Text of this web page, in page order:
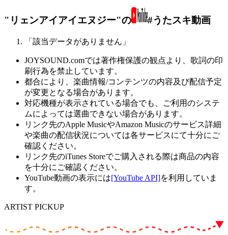
"リェンアイアイエヌジー"の #うたスキ動画
「該当データがありません」
JOYSOUND.comでは著作権保護の観点より、歌詞の印
刷行為を禁止しています。
都合により、楽曲情報/コンテンツの内容及び配信予定
が変更となる場合があります。
対応機種が表示されている場合でも、ご利用のシステ
ムによっては選曲できない場合があります。
リンク先のApple MusicやAmazon Musicのサービス詳細
や楽曲の配信状況については各サービスにて十分にご
確認ください。
リンク先のiTunes Storeでご購入される際は商品の内容
を十分にご確認ください。
YouTube動画の表示には[YouTube API]を利用していま
す。
ARTIST PICKUP